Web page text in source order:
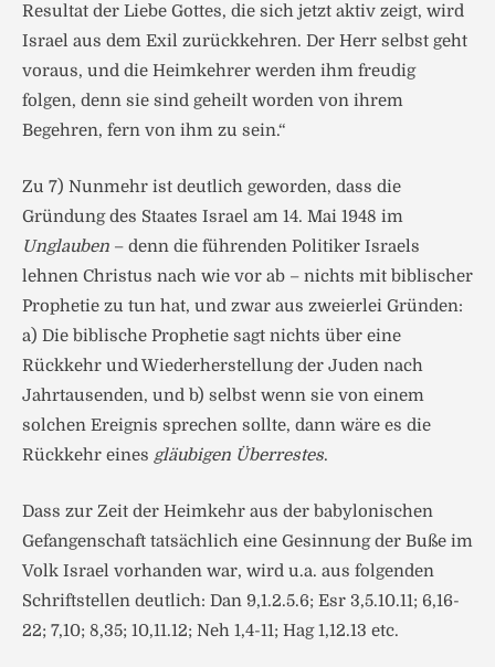
Resultat der Liebe Gottes, die sich jetzt aktiv zeigt, wird
Israel aus dem Exil zurückkehren. Der Herr selbst geht
voraus, und die Heimkehrer werden ihm freudig
folgen, denn sie sind geheilt worden von ihrem
Begehren, fern von ihm zu sein.“
Zu 7) Nunmehr ist deutlich geworden, dass die
Gründung des Staates Israel am 14. Mai 1948 im
Unglauben – denn die führenden Politiker Israels
lehnen Christus nach wie vor ab – nichts mit biblischer
Prophetie zu tun hat, und zwar aus zweierlei Gründen:
a) Die biblische Prophetie sagt nichts über eine
Rückkehr und Wiederherstellung der Juden nach
Jahrtausenden, und b) selbst wenn sie von einem
solchen Ereignis sprechen sollte, dann wäre es die
Rückkehr eines gläubigen Überrestes.
Dass zur Zeit der Heimkehr aus der babylonischen
Gefangenschaft tatsächlich eine Gesinnung der Buße im
Volk Israel vorhanden war, wird u.a. aus folgenden
Schriftstellen deutlich: Dan 9,1.2.5.6; Esr 3,5.10.11; 6,16-
22; 7,10; 8,35; 10,11.12; Neh 1,4-11; Hag 1,12.13 etc.